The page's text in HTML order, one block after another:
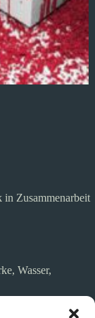
Zusammenarbeit
Wasser,
Schwingungen